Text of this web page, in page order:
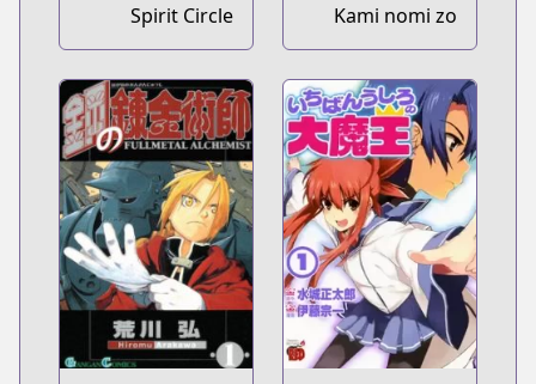
Kami nomi zo
Shiru Sekai
Spirit Circle